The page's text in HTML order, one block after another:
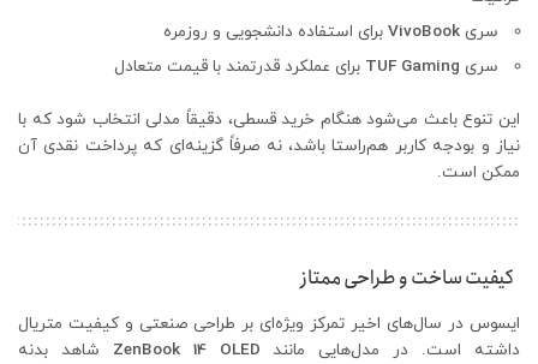
سریVivoBook برای استفاده دانشجویی و روزمره
سری TUF Gaming برای عملکرد قدرتمند با قیمت متعادل
این تنوع باعث می‌شود هنگام خرید قسطی، دقیقاً مدلی انتخاب شود که با
نیاز و بودجه کاربر هم‌راستا باشد، نه صرفاً گزینه‌ای که پرداخت نقدی آن
ممکن است.
کیفیت ساخت و طراحی ممتاز
ایسوس در سال‌های اخیر تمرکز ویژه‌ای بر طراحی صنعتی و کیفیت متریال
داشته است. در مدل‌هایی مانند ZenBook 14 OLED شاهد بدنه